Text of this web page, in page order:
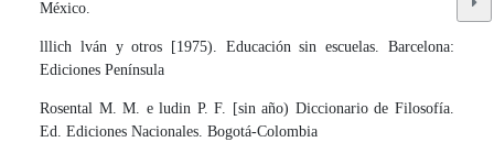
México.
lllich lván y otros [1975). Educación sin escuelas. Barcelona:
Ediciones Península
Rosental M. M. e ludin P. F. [sin año) Diccionario de Filosofía.
Ed. Ediciones Nacionales. Bogotá-Colombia